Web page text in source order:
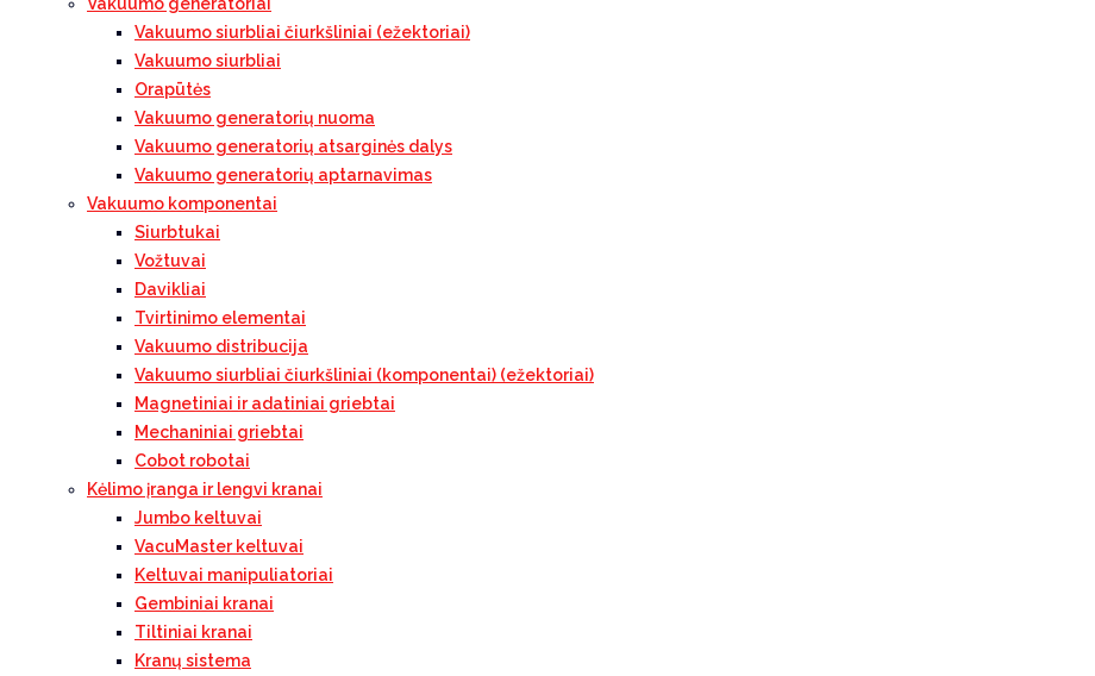
Vakuumo siurbliai čiurkšliniai (ežektoriai)
Vakuumo siurbliai
Orapūtės
Vakuumo generatorių nuoma
Vakuumo generatorių atsarginės dalys
Vakuumo generatorių aptarnavimas
Vakuumo komponentai
Siurbtukai
Vožtuvai
Davikliai
Tvirtinimo elementai
Vakuumo distribucija
Vakuumo siurbliai čiurkšliniai (komponentai) (ežektoriai)
Magnetiniai ir adatiniai griebtai
Mechaniniai griebtai
Cobot robotai
Kėlimo įranga ir lengvi kranai
Jumbo keltuvai
VacuMaster keltuvai
Keltuvai manipuliatoriai
Gembiniai kranai
Tiltiniai kranai
Kranų sistema